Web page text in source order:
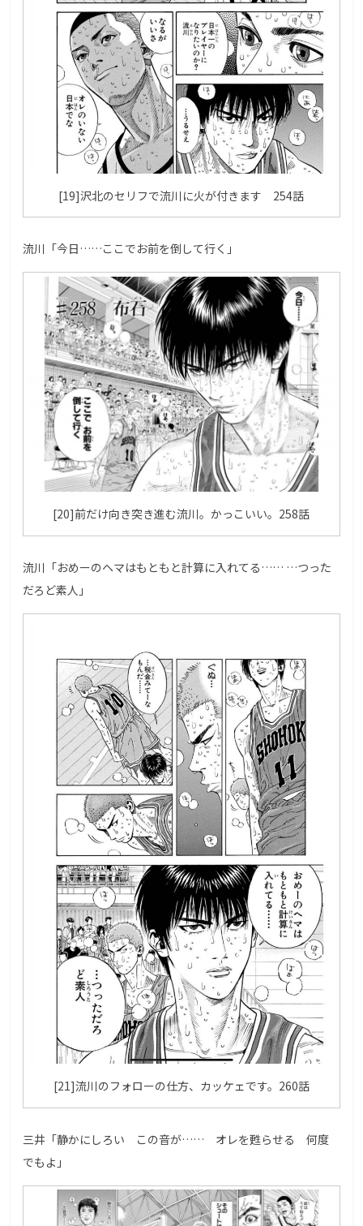
[19]沢北のセリフで流川に火が付きます 254話
流川「今日……ここでお前を倒して行く」
[20]前だけ向き突き進む流川。かっこいい。258話
流川「おめーのヘマはもともと計算に入れてる…… …つった
だろど素人」
[21]流川のフォローの仕方、カッケェです。260話
三井「静かにしろい この音が…… オレを甦らせる 何度
でもよ」